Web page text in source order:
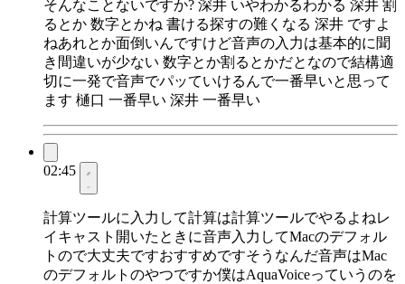
そんなことないですか? 深井 いやわかるわかる 深井 割
るとか 数字とかね 書ける探すの難くなる 深井 ですよ
ねあれとか面倒いんですけど音声の入力は基本的に聞
き間違いが少ない 数字とか割るとかだとなので結構適
切に一発で音声でパッていけるんで一番早いと思って
ます 樋口 一番早い 深井 一番早い
02:45
計算ツールに入力して計算は計算ツールでやるよねレ
イキャスト開いたときに音声入力してMacのデフォル
トので大丈夫ですおすすめですそうなんだ音声はMac
のデフォルトのやつですか僕はAquaVoiceっていうのを